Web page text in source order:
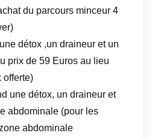
du parcours minceur 4
détox ,un draineur et un
prix de 59 Euros au lieu
offerte)
une détox, un draineur et
abdominale (pour les
abdominale